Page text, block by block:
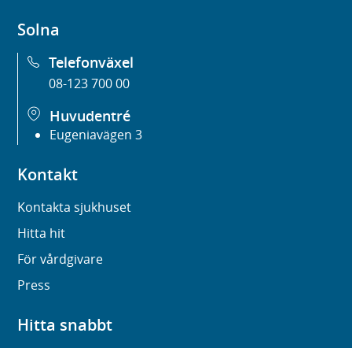
Solna
Telefonväxel
08-123 700 00
Huvudentré
Eugeniavägen 3
Kontakt
Kontakta sjukhuset
Hitta hit
För vårdgivare
Press
Hitta snabbt